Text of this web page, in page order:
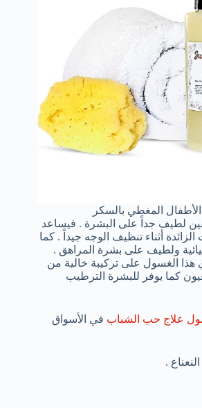
المغطي بالسكر
لطيف جداً على البشرة . فيساعد
الزائدة أثناء تنظيف الوجه جيداً . كما
ولطيف على بشرة المراهق .
هذا الغسول على تركيبة خالية من
كما يوفر للبشرة الترطيب
علاج حب الشباب في الأسواق
.